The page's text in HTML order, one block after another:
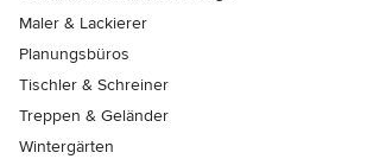
Maler & Lackierer
Planungsbüros
Tischler & Schreiner
Treppen & Geländer
Wintergärten